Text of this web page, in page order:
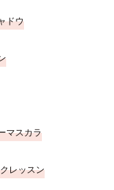
ドウ
マスカラ
レッスン